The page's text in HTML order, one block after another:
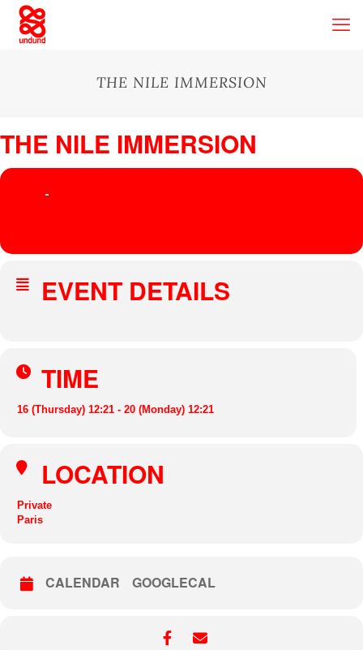
THE NILE IMMERSION
THE NILE IMMERSION
EVENT DETAILS
TIME
16 (Thursday) 12:21 - 20 (Monday) 12:21
LOCATION
Private
Paris
CALENDAR GOOGLECAL